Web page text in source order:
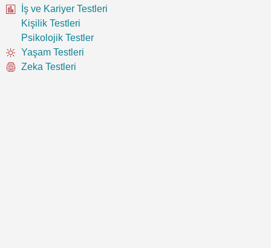
İş ve Kariyer Testleri
Kişilik Testleri
Psikolojik Testler
Yaşam Testleri
Zeka Testleri